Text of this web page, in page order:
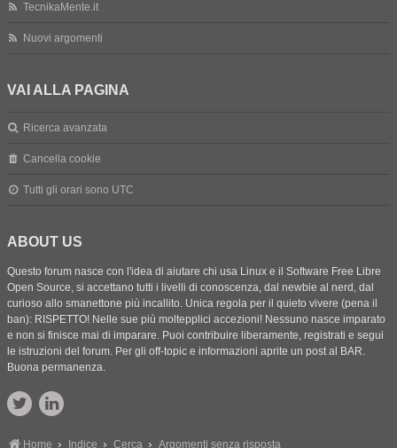
TecnikaMente.it
Nuovi argomenti
VAI ALLA PAGINA
Ricerca avanzata
Cancella cookie
Tutti gli orari sono UTC
ABOUT US
Questo forum nasce con l'idea di aiutare chi usa Linux e il Software Free Libre
Open Source, si accettano tutti i livelli di conoscenza, dal newbie al nerd, dal
curioso allo smanettone più incallito. Unica regola per il quieto vivere (pena il
ban): RISPETTO! Nelle sue più moltepplici accezioni! Nessuno nasce imparato
e non si finisce mai di imparare. Puoi contribuire liberamente, registrati e segui
le istruzioni del forum. Per gli off-topic e informazioni aprite un post al BAR.
Buona permanenza.
Home Indice Cerca Argomenti senza risposta